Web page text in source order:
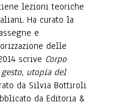
lezioni teoriche
Ha curato la
e
delle
scrive Corpo
utopia del
da Silvia Bottiroli
da Editoria &